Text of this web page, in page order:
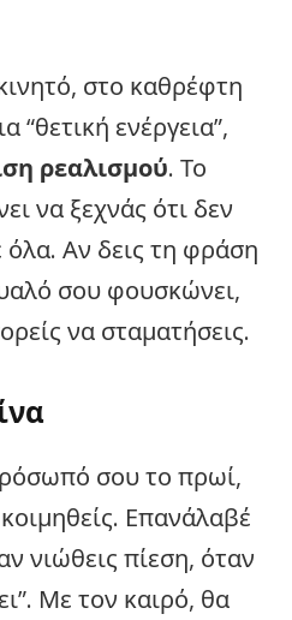
στο καθρέφτη
“θετική ενέργεια”,
ρεαλισμού. Το
να ξεχνάς ότι δεν
όλα. Αν δεις τη φράση
σου φουσκώνει,
να σταματήσεις.
σου το πρωί,
Επανάλαβέ
νιώθεις πίεση, όταν
Με τον καιρό, θα